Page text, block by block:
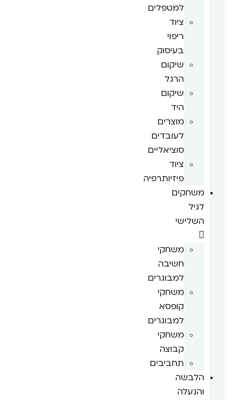
למטפלים
ציוד
ריפוי
בעיסוק
שיקום
הרגל
שיקום
היד
מוצרים
לעובדים
סוציאליים
ציוד
פיזיותרפיה
משחקים
לגיל
השלישי
משחקי
חשיבה
למבוגרים
משחקי
קופסא
למבוגרים
משחקי
קבוצה
תחביבים
הלבשה
והנעלה